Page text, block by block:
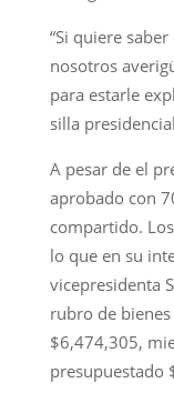
“Si quiere
nosotros
para estarle
silla
A pesar de el
aprobado con
compartido.
lo que en su
vicepresidenta
rubro de
$6,474,305,
presupuestado